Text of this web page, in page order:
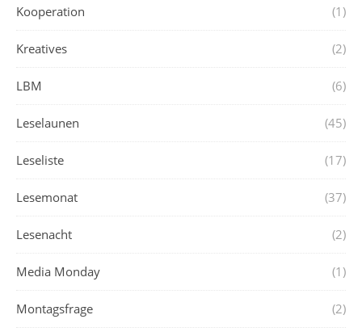
Kooperation (1)
Kreatives (2)
LBM (6)
Leselaunen (45)
Leseliste (17)
Lesemonat (37)
Lesenacht (2)
Media Monday (1)
Montagsfrage (2)